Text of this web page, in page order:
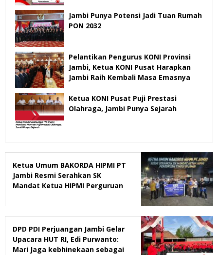
Jambi Punya Potensi Jadi Tuan Rumah
PON 2032
Pelantikan Pengurus KONI Provinsi
Jambi, Ketua KONI Pusat Harapkan
Jambi Raih Kembali Masa Emasnya
Ketua KONI Pusat Puji Prestasi
Olahraga, Jambi Punya Sejarah
Ketua Umum BAKORDA HIPMI PT
Jambi Resmi Serahkan SK
Mandat Ketua HIPMI Perguruan
DPD PDI Perjuangan Jambi Gelar
Upacara HUT RI, Edi Purwanto:
Mari Jaga kebhinekaan sebagai